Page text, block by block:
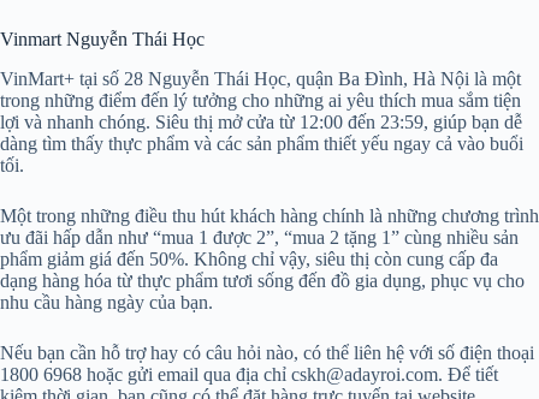
Vinmart Nguyễn Thái Học
VinMart+ tại số 28 Nguyễn Thái Học, quận Ba Đình, Hà Nội là một
trong những điểm đến lý tưởng cho những ai yêu thích mua sắm tiện
lợi và nhanh chóng. Siêu thị mở cửa từ 12:00 đến 23:59, giúp bạn dễ
dàng tìm thấy thực phẩm và các sản phẩm thiết yếu ngay cả vào buổi
tối.
Một trong những điều thu hút khách hàng chính là những chương trình
ưu đãi hấp dẫn như “mua 1 được 2”, “mua 2 tặng 1” cùng nhiều sản
phẩm giảm giá đến 50%. Không chỉ vậy, siêu thị còn cung cấp đa
dạng hàng hóa từ thực phẩm tươi sống đến đồ gia dụng, phục vụ cho
nhu cầu hàng ngày của bạn.
Nếu bạn cần hỗ trợ hay có câu hỏi nào, có thể liên hệ với số điện thoại
1800 6968 hoặc gửi email qua địa chỉ cskh@adayroi.com. Để tiết